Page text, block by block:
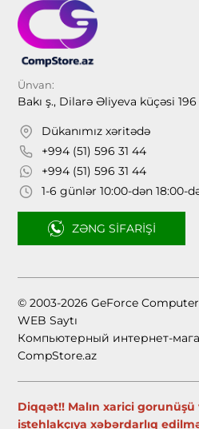
Ünvan:
Bakı ş., Dilarə Əliyeva küçəsi 196
Dükanımız xəritədə
+994 (51) 596 31 44
+994 (51) 596 31 44
1-6 günlər 10:00-dən 18:00-
ZƏNG SIFARIŞI
© 2003-2026 GeForce
WEB Saytı
Компьютерный интернет-
CompStore.az
Diqqət!! Malın xarici
istehlakçıya xəbərdarlıq